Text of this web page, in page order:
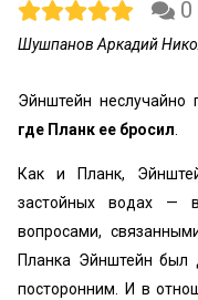
0
Шушпанов Аркадий
Эйнштейн неслучайно
где Планк ее бросил
Как и Планк,
застойных водах —
вопросами,
Планка Эйнштейн был
посторонним. И в